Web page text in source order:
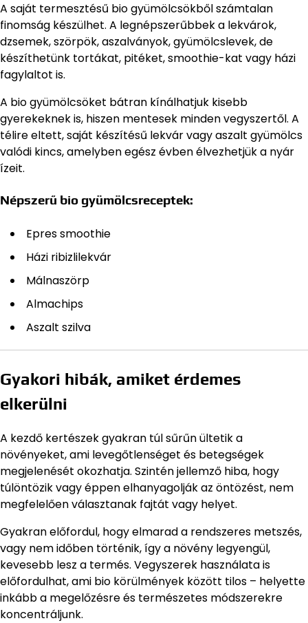
A saját termesztésű bio gyümölcsökből számtalan
finomság készülhet. A legnépszerűbbek a lekvárok,
dzsemek, szörpök, aszalványok, gyümölcslevek, de
készíthetünk tortákat, pitéket, smoothie-kat vagy házi
fagylaltot is.
A bio gyümölcsöket bátran kínálhatjuk kisebb
gyerekeknek is, hiszen mentesek minden vegyszertől. A
télire eltett, saját készítésű lekvár vagy aszalt gyümölcs
valódi kincs, amelyben egész évben élvezhetjük a nyár
ízeit.
Népszerű bio gyümölcsreceptek:
Epres smoothie
Házi ribizlilekvár
Málnaszörp
Almachips
Aszalt szilva
Gyakori hibák, amiket érdemes
elkerülni
A kezdő kertészek gyakran túl sűrűn ültetik a
növényeket, ami levegőtlenséget és betegségek
megjelenését okozhatja. Szintén jellemző hiba, hogy
túlöntözik vagy éppen elhanyagolják az öntözést, nem
megfelelően választanak fajtát vagy helyet.
Gyakran előfordul, hogy elmarad a rendszeres metszés,
vagy nem időben történik, így a növény legyengül,
kevesebb lesz a termés. Vegyszerek használata is
előfordulhat, ami bio körülmények között tilos – helyette
inkább a megelőzésre és természetes módszerekre
koncentráljunk.